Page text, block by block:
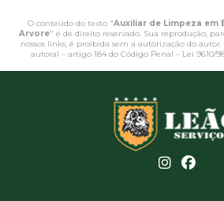
O conteúdo do texto "Auxiliar de Limpeza em
Arvore" é de direito reservado. Sua reprodução,
nossos links, é proibida sem a autorização do
autoral – artigo 184 do Código Penal – Lei 9610/